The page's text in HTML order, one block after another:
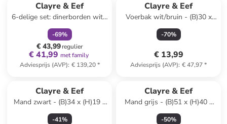
Clayre & Eef
6-delige set: dinerborden wit -
Ø 27 cm
-69%
€ 43,99regulier
€ 41,99 met family
Adviesprijs (AVP): € 139,20*
Clayre & Eef
Voerbak wit/bruin - (B)30 x
(H)10 x (D)15 cm
-70%
€ 13,99
Adviesprijs (AVP): € 47,97*
Clayre & Eef
Mand zwart - (B)34 x (H)19 x
(D)8 cm
-41%
Clayre & Eef
Mand grijs - (B)51 x (H)40 x
(D)22 cm
-50%